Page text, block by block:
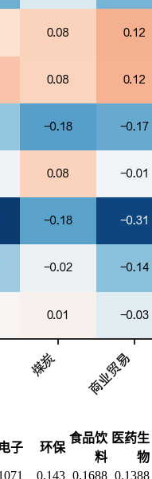
电子 环保
食品饮
料
医药生
物
0.143 0.1688 0.1388